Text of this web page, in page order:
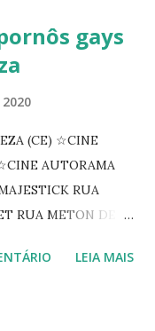
gays
(CE) ☆CINE
AUTORAMA
RUA
RUA METON DE
PEIXOTO 1206
LEIA MAIS